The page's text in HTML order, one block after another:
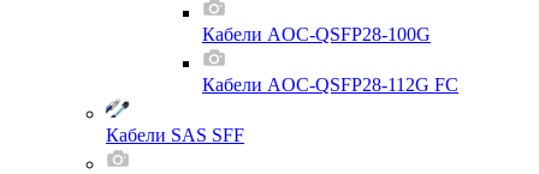
Кабели AOC-QSFP28-100G
Кабели AOC-QSFP28-112G FC
Кабели SAS SFF